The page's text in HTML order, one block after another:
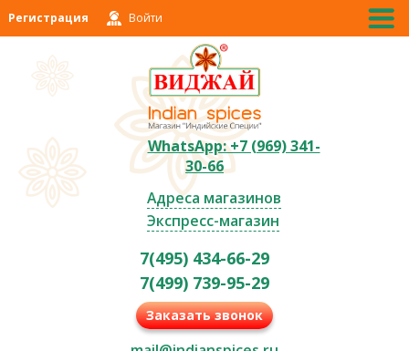
Регистрация Войти
WhatsApp: +7 (969) 341-
30-66
Адреса магазинов
Экспресс-магазин
7(495) 434-66-29
7(499) 739-95-29
Заказать звонок